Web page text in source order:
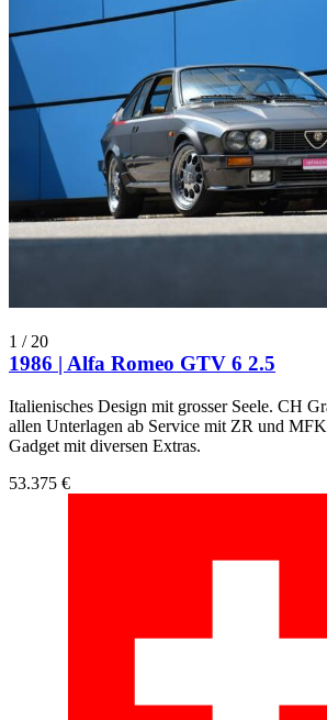
1 / 20
1986 | Alfa Romeo GTV 6 2.5
Italienisches Design mit grosser Seele. CH
allen Unterlagen ab Service mit ZR und
Gadget mit diversen Extras.
53.375 €